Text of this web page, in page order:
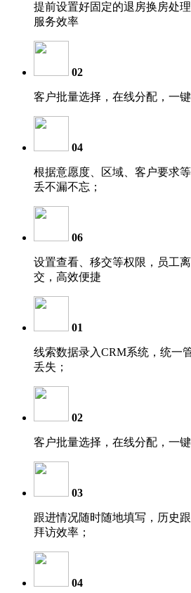
提前设置好固定的退房换房处
服务效率
02
客户批量选择，在线分配，一
04
根据意愿度、区域、客户要求
丢不漏不忘；
06
设置查看、移交等权限，员工
交，高效便捷
01
线索数据录入CRM系统，统一
丢失；
02
客户批量选择，在线分配，一
03
跟进情况随时随地填写，历史
拜访效率；
04